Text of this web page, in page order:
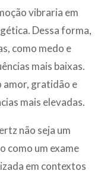
vibraria em
Dessa forma,
como medo e
mais baixas.
amor, gratidão e
mais elevadas.
não seja um
como um exame
em contextos